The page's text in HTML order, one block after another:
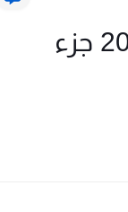
كتاب الاضواء عربي للصف الثاني الثانوي الترم الاول 2025 جزء